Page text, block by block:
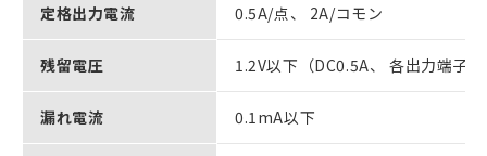
定格出力電流 0.5A/点、 2A/コモン
残留電圧 1.2V以下（DC0.5A、 各出力端子
漏れ電流 0.1mA以下